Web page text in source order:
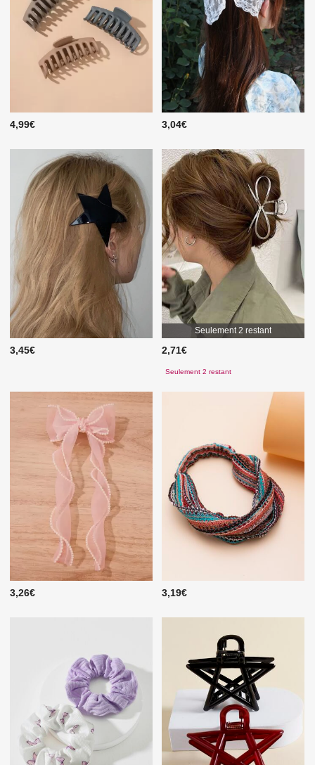
4,99€ 3,04€
3,45€
Seulement 2 restant
2,71€
Seulement 2 restant
3,26€ 3,19€